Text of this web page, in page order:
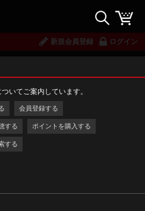
新規会員登録 ログイン
いてご案内しています。
会員登録する
する ポイントを購入する
する